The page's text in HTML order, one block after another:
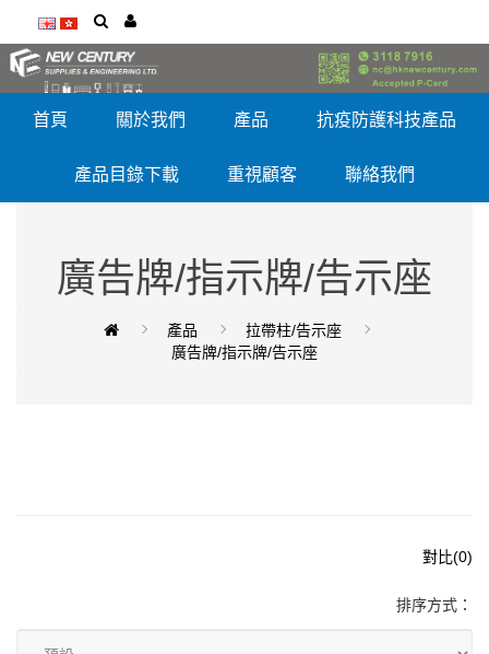
首頁 關於我們 產品 抗疫防護科技產品
產品目錄下載 重視顧客 聯絡我們
廣告牌/指示牌/告示座
產品
拉帶柱/告示座
廣告牌/指示牌/告示座
對比(0)
排序方式：